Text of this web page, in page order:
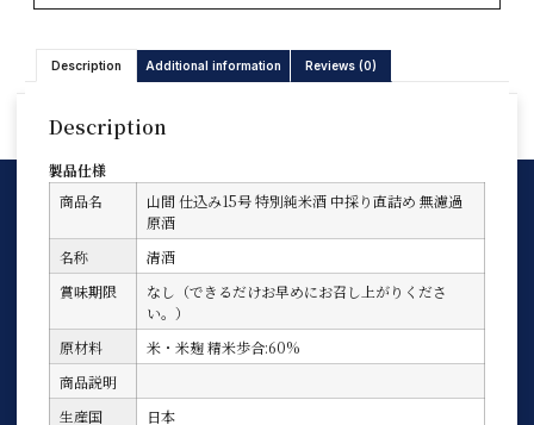
Description Additional information Reviews (0)
Description
製品仕様
商品名
山間 仕込み15号 特別純米酒 中採り直詰め 無濾過
原酒
名称
清酒
賞味期限
なし（できるだけお早めにお召し上がりくださ
い。）
原材料
米・米麹 精米歩合:60%
商品説明
生産国
日本